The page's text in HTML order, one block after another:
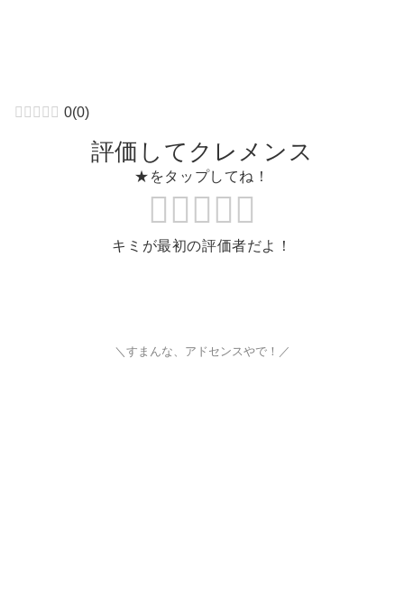
0(0)
評価してクレメンス
★をタップしてね！
キミが最初の評価者だよ！
＼すまんな、アドセンスやで！／